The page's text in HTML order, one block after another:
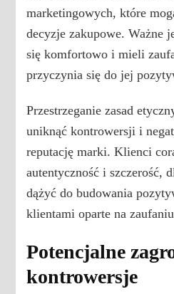
marketingowych, które
decyzje zakupowe. Ważne
się komfortowo i mieli
przyczynia się do jej
Przestrzeganie zasad
uniknąć kontrowersji i
reputację marki. Klienci
autentyczność i szczerość,
dążyć do budowania
klientami oparte na
Potencjalne
kontrowersje